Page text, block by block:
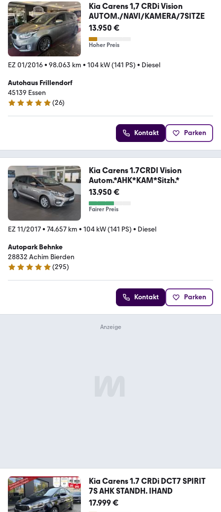
Kia Carens 1,7 CRDi Vision
AUTOM./NAVI/KAMERA/7SITZE
13.950 €
Hoher Preis
EZ 01/2016• 98.063 km • 104 kW (141 PS) • Diesel
Autohaus Frillendorf
45139 Essen
5 Sterne
(26)
Kontakt Parken
Kia Carens 1.7CRDI Vision
Autom.*AHK*KAM*Sitzh.*
13.950 €
Fairer Preis
EZ 11/2017• 74.657 km • 104 kW (141 PS) • Diesel
Autopark Behnke
28832 Achim Bierden
4.8 Sterne
(295)
Kontakt Parken
Kia Carens 1.7 CRDi DCT7 SPIRIT
7S AHK STANDH. IHAND
17.999 €